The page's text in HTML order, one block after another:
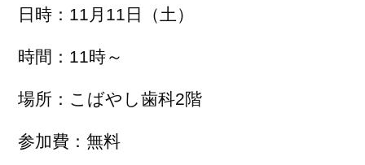
日時：11月11日（土）
時間：11時～
場所：こばやし歯科2階
参加費：無料